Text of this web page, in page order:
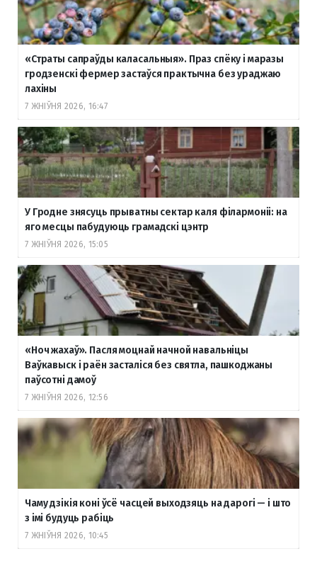
«Страты сапраўды каласальныя». Праз спёку і маразы
гродзенскі фермер застаўся практычна без ураджаю
лахіны
7 ЖНІЎНЯ 2026, 16:47
У Гродне знясуць прыватны сектар каля філармоніі: на
яго месцы пабудуюць грамадскі цэнтр
7 ЖНІЎНЯ 2026, 15:05
«Ноч жахаў». Пасля моцнай начной навальніцы
Ваўкавыск і раён засталіся без святла, пашкоджаны
паўсотні дамоў
7 ЖНІЎНЯ 2026, 12:56
Чаму дзікія коні ўсё часцей выходзяць на дарогі — і што
з імі будуць рабіць
7 ЖНІЎНЯ 2026, 10:45